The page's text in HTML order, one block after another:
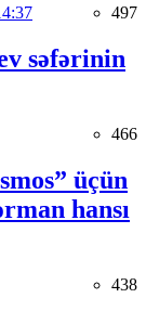
497
səfərinin
466
üçün
hansı
438